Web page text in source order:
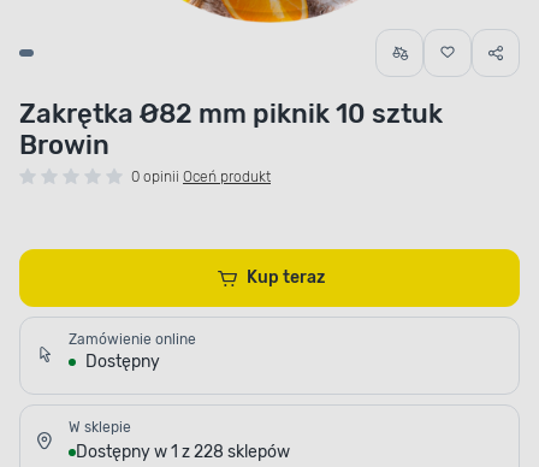
Zakrętka Ø82 mm piknik 10 sztuk
Browin
0 opinii Oceń produkt
Kup teraz
Zamówienie online
Dostępny
W sklepie
Dostępny w 1 z 228 sklepów